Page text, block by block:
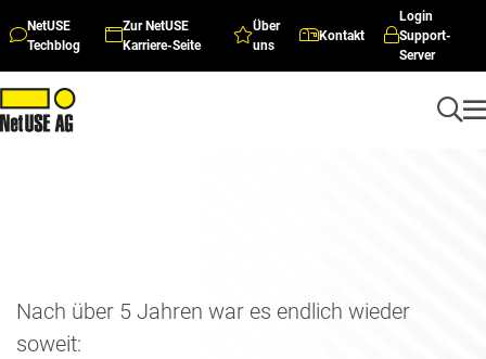
NetUSE
Techblog
Zur NetUSE
Karriere-Seite
Über
uns
Kontakt
Login
Support-
Server
Nach über 5 Jahren war es endlich wieder
soweit: